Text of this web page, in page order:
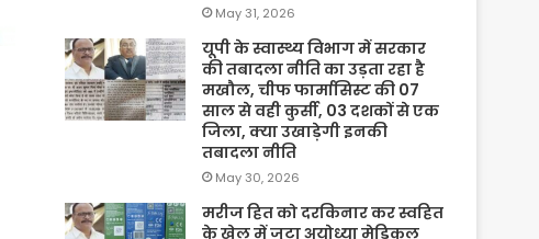
May 31, 2026
यूपी के स्वास्थ्य विभाग में सरकार
की तबादला नीति का उड़ता रहा है
मखौल, चीफ फार्मासिस्ट की 07
साल से वही कुर्सी, 03 दशकों से एक
जिला, क्या उखाड़ेगी इनकी
तबादला नीति
May 30, 2026
मरीज हित को दरकिनार कर स्वहित
के खेल में जुटा अयोध्या मेडिकल